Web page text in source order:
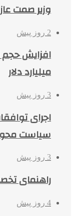
وزیر صمت
2 روز پیش
میلیارد دلار
3 روز پیش
اجرای
سیاست
3 روز پیش
راهنمای
4 روز پیش